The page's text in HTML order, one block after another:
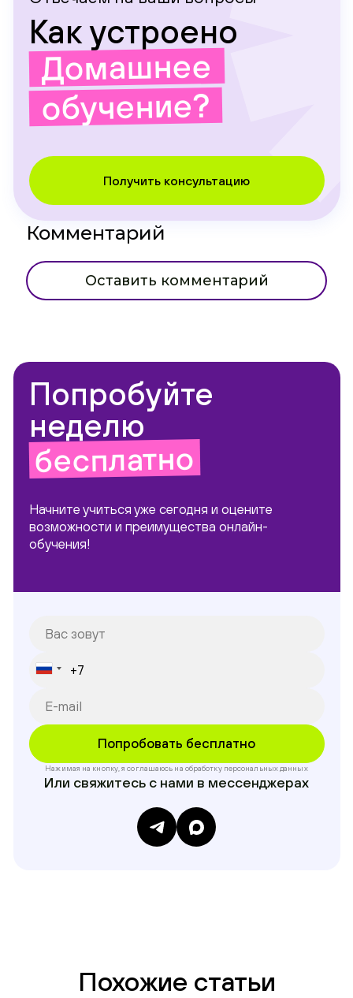
Как устроено
Домашнее
обучение?
Получить консультацию
Комментарий
Оставить комментарий
Попробуйте
неделю
бесплатно
Начните учиться уже сегодня и оцените
возможности и преимущества онлайн-
обучения!
Нажимая на кнопку, я соглашаюсь на обработку персональных данных
Или свяжитесь с нами в мессенджерах
Похожие статьи